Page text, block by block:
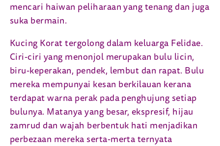
mencari haiwan peliharaan yang tenang dan juga
suka bermain.
Kucing Korat tergolong dalam keluarga Felidae.
Ciri-ciri yang menonjol merupakan bulu licin,
biru-keperakan, pendek, lembut dan rapat. Bulu
mereka mempunyai kesan berkilauan kerana
terdapat warna perak pada penghujung setiap
bulunya. Matanya yang besar, ekspresif, hijau
zamrud dan wajah berbentuk hati menjadikan
perbezaan mereka serta-merta ternyata